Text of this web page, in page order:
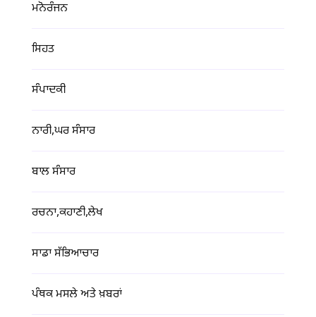
ਮਨੋਰੰਜਨ
ਸਿਹਤ
ਸੰਪਾਦਕੀ
ਨਾਰੀ,ਘਰ ਸੰਸਾਰ
ਬਾਲ ਸੰਸਾਰ
ਰਚਨਾ,ਕਹਾਣੀ,ਲੇਖ
ਸਾਡਾ ਸੱਭਿਆਚਾਰ
ਪੰਥਕ ਮਸਲੇ ਅਤੇ ਖ਼ਬਰਾਂ